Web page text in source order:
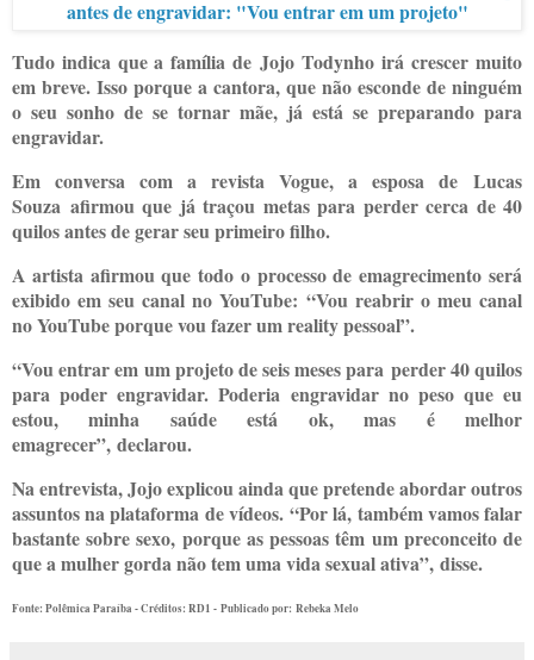
Tudo indica que a família de Jojo Todynho irá crescer muito
em breve. Isso porque a cantora, que não esconde de ninguém
o seu sonho de se tornar mãe, já está se preparando para
engravidar.
Em conversa com a revista Vogue, a esposa de Lucas
Souza afirmou que já traçou metas para perder cerca de 40
quilos antes de gerar seu primeiro filho.
A artista afirmou que todo o processo de emagrecimento será
exibido em seu canal no YouTube: “Vou reabrir o meu canal
no YouTube porque vou fazer um reality pessoal”.
“Vou entrar em um projeto de seis meses para perder 40 quilos
para poder engravidar. Poderia engravidar no peso que eu
estou, minha saúde está ok, mas é melhor
emagrecer”, declarou.
Na entrevista, Jojo explicou ainda que pretende abordar outros
assuntos na plataforma de vídeos. “Por lá, também vamos falar
bastante sobre sexo, porque as pessoas têm um preconceito de
que a mulher gorda não tem uma vida sexual ativa”, disse.
Fonte: Polêmica Paraíba - Créditos: RD1 - Publicado por: Rebeka Melo